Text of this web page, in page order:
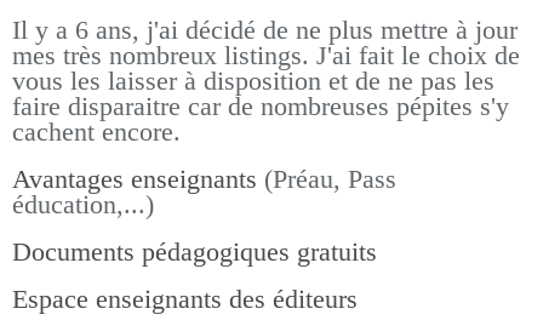
Il y a 6 ans, j'ai décidé de ne plus mettre à jour
mes très nombreux listings. J'ai fait le choix de
vous les laisser à disposition et de ne pas les
faire disparaitre car de nombreuses pépites s'y
cachent encore.
Avantages enseignants (Préau, Pass
éducation,...)
Documents pédagogiques gratuits
Espace enseignants des éditeurs